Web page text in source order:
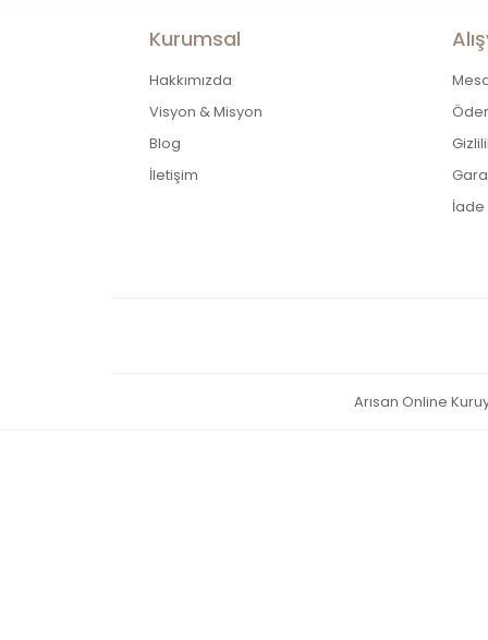
Kurumsal
Hakkımızda
Visyon & Misyon
Blog
İletişim
İade
Arısan Online